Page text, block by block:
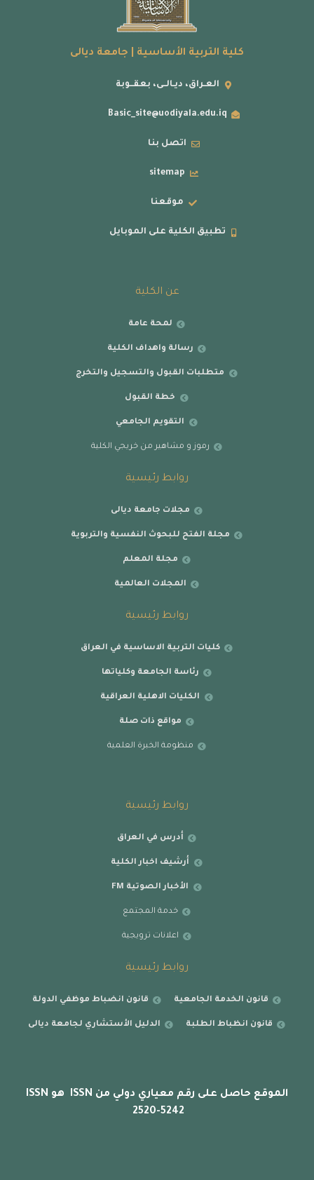
كلية التربية الأساسية | جامعة ديالى
العـراق، ديـالــى، بعقــوبة
Basic_site@uodiyala.edu.iq
اتصل بنا
sitemap
موقعنا
تطبيق الكلية على الموبايل
عن الكلية
لمحة عامة
رسالة واهداف الكلية
متطلبات القبول والتسجيل والتخرج
خطة القبول
التقويم الجامعي
رموز و مشاهير من خريجي الكلية
روابط رئيسية
مجلات جامعة ديالى
مجلة الفتح للبحوث النفسية والتربوية
مجلة المعلم
المجلات العالمية
روابط رئيسية
كليات التربية الاساسية في العراق
رئاسة الجامعة وكلياتها
الكليات الاهلية العراقية
مواقع ذات صلة
منظومة الخبرة العلمية
روابط رئيسية
أدرس في العراق
أرشيف اخبار الكلية
الأخبار الصوتية FM
خدمة المجتمع
اعلانات ترويجية
روابط رئيسية
قانون الخدمة الجامعية قانون انضباط موظفي الدولة
قانون انظباط الطلبة الدليل الأستشاري لجامعة ديالى
الموقع حاصل على رقم معياري دولي من ISSN هو ISSN
2520-5242